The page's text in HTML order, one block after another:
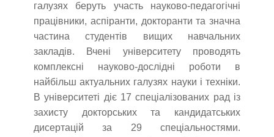
галузях беруть участь науково-педагогічні
працівники, аспіранти, докторанти та значна
частина студентів вищих навчальних
закладів. Вчені університету проводять
комплексні науково-дослідні роботи в
найбільш актуальних галузях науки і техніки.
В університеті діє 17 спеціалізованих рад із
захисту докторських та кандидатських
дисертацій за 29 спеціальностями.